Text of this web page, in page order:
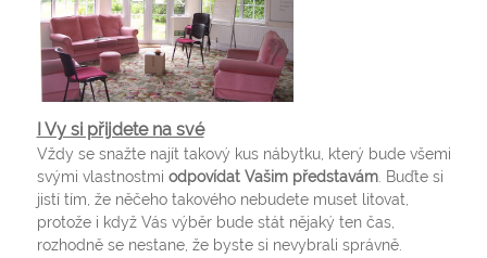
I Vy si přijdete na své
Vždy se snažte najít takový kus nábytku, který bude všemi
svými vlastnostmi odpovídat Vašim představám. Buďte si
jistí tím, že něčeho takového nebudete muset litovat,
protože i když Vás výběr bude stát nějaký ten čas,
rozhodně se nestane, že byste si nevybrali správně.